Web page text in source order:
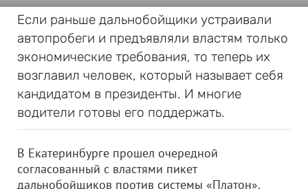
Если раньше дальнобойщики устраивали
автопробеги и предъявляли властям только
экономические требования, то теперь их
возглавил человек, который называет себя
кандидатом в президенты. И многие
водители готовы его поддержать.
В Екатеринбурге прошел очередной
согласованный с властями пикет
дальнобойщиков против системы «Платон».